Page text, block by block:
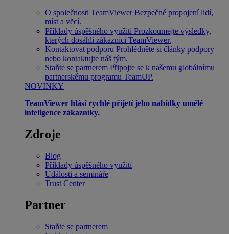
O společnosti TeamViewer Bezpečné propojení lidí,
míst a věcí.
Příklady úspěšného využití Prozkoumejte výsledky,
kterých dosáhli zákazníci TeamViewer.
Kontaktovat podporu Prohlédněte si články podpory
nebo kontaktujte náš tým.
Staňte se partnerem Připojte se k našemu globálnímu
partnerskému programu TeamUP.
NOVINKY
TeamViewer hlásí rychlé přijetí jeho nabídky umělé
inteligence zákazníky.
Zdroje
Blog
Příklady úspěšného využití
Události a semináře
Trust Center
Partner
Staňte se partnerem